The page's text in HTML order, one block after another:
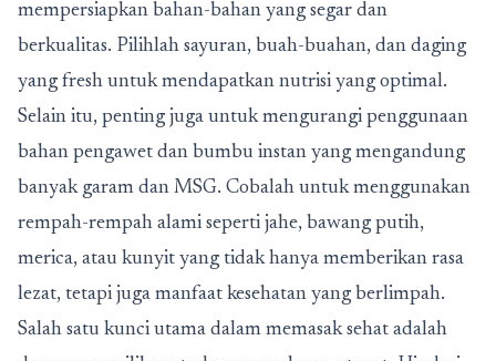
mempersiapkan bahan-bahan yang segar dan
berkualitas. Pilihlah sayuran, buah-buahan, dan daging
yang fresh untuk mendapatkan nutrisi yang optimal.
Selain itu, penting juga untuk mengurangi penggunaan
bahan pengawet dan bumbu instan yang mengandung
banyak garam dan MSG. Cobalah untuk menggunakan
rempah-rempah alami seperti jahe, bawang putih,
merica, atau kunyit yang tidak hanya memberikan rasa
lezat, tetapi juga manfaat kesehatan yang berlimpah.
Salah satu kunci utama dalam memasak sehat adalah